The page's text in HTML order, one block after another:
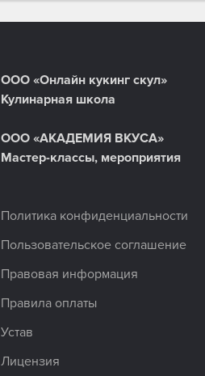
ООО «Онлайн кукинг скул»
Кулинарная школа
ООО «АКАДЕМИЯ ВКУСА»
Мастер-классы, мероприятия
Политика конфиденциальности
Пользовательское соглашение
Правовая информация
Правила оплаты
Устав
Лицензия